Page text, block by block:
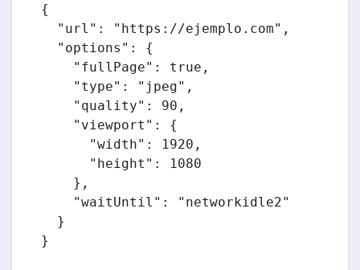
{
  "url": "https://ejemplo.com",
  "options": {
    "fullPage": true,
    "type": "jpeg",
    "quality": 90,
    "viewport": {
      "width": 1920,
      "height": 1080
    },
    "waitUntil": "networkidle2"
  }
}